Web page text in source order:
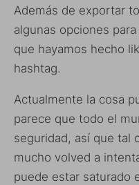
Además de exportar
algunas opciones
que hayamos hecho
hashtag.
Actualmente la cosa
parece que todo el
seguridad, así que tal
mucho volved a
puede estar saturado